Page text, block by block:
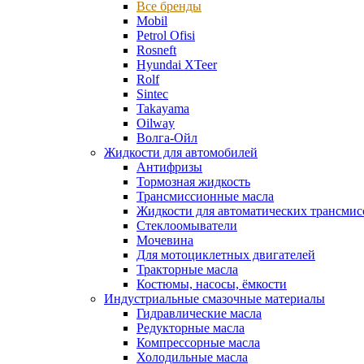
Все бренды
Mobil
Petrol Ofisi
Rosneft
Hyundai XTeer
Rolf
Sintec
Takayama
Oilway
Волга-Ойл
Жидкости для автомобилей
Антифризы
Тормозная жидкость
Трансмиссионные масла
Жидкости для автоматических
Стеклоомыватели
Мочевина
Для мотоциклетных двигателей
Тракторные масла
Костюмы, насосы, ёмкости
Индустриальные смазочные материалы
Гидравлические масла
Редукторные масла
Компрессорные масла
Холодильные масла